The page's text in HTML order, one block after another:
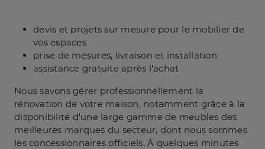
devis et projets sur mesure pour le mobilier de
vos espaces
prise de mesures, livraison et installation
assistance gratuite après l'achat
Nous savons gérer professionnellement la
rénovation de votre maison, notamment grâce à la
disponibilité d'une large gamme de meubles des
meilleures marques du secteur, dont nous sommes
les concessionnaires officiels. À quelques minutes